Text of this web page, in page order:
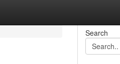
Search